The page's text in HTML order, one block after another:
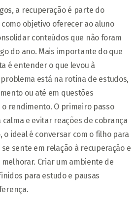
a recuperação é parte do
objetivo oferecer ao aluno
conteúdos que não foram
do ano. Mais importante do que
é entender o que levou à
está na rotina de estudos,
ou até em questões
rendimento. O primeiro passo
e evitar reações de cobrança
o ideal é conversar com o filho para
sente em relação à recuperação e
Criar um ambiente de
para estudo e pausas